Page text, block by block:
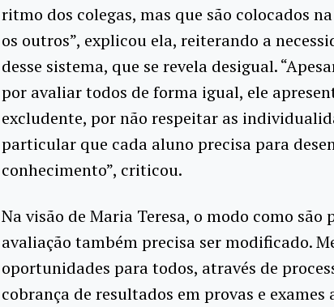
ritmo dos colegas, mas que são colocados
os outros”, explicou ela, reiterando a
desse sistema, que se revela desigual.
por avaliar todos de forma igual, ele
excludente, por não respeitar as
particular que cada aluno precisa para
conhecimento”, criticou.
Na visão de Maria Teresa, o modo como são
avaliação também precisa ser modificado.
oportunidades para todos, através de
cobrança de resultados em provas e exames